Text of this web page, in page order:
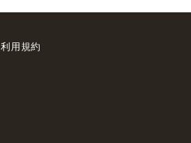
利用規約